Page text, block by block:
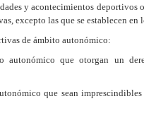
y acontecimientos deportivos
excepto las que se establecen en
de ámbito autonómico:
que otorgan un
que sean